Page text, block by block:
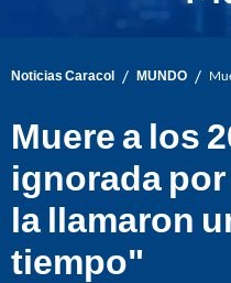
Noticias Caracol / MUNDO /
Muere a los
ignorada
la llamaron
tiempo"